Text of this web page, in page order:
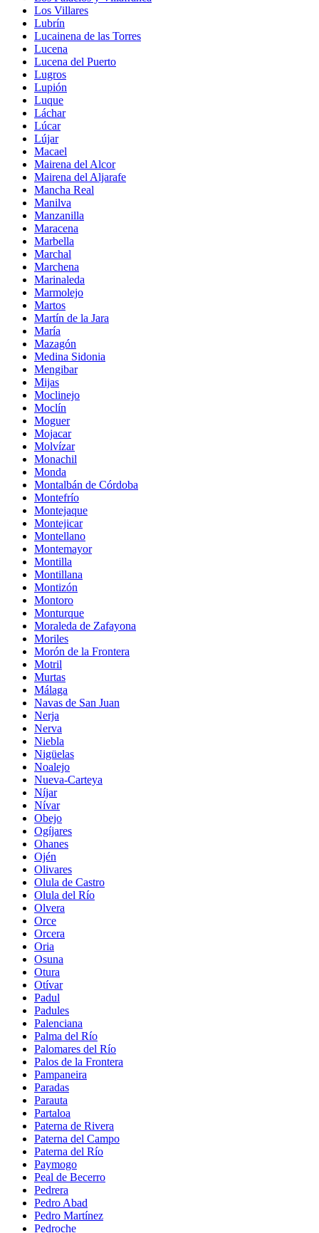
Los Villares
Lubrín
Lucainena de las Torres
Lucena
Lucena del Puerto
Lugros
Lupión
Luque
Láchar
Lúcar
Lújar
Macael
Mairena del Alcor
Mairena del Aljarafe
Mancha Real
Manilva
Manzanilla
Maracena
Marbella
Marchal
Marchena
Marinaleda
Marmolejo
Martos
Martín de la Jara
María
Mazagón
Medina Sidonia
Mengibar
Mijas
Moclinejo
Moclín
Moguer
Mojacar
Molvízar
Monachil
Monda
Montalbán de Córdoba
Montefrío
Montejaque
Montejicar
Montellano
Montemayor
Montilla
Montillana
Montizón
Montoro
Monturque
Moraleda de Zafayona
Moriles
Morón de la Frontera
Motril
Murtas
Málaga
Navas de San Juan
Nerja
Nerva
Niebla
Nigüelas
Noalejo
Nueva-Carteya
Níjar
Nívar
Obejo
Ogíjares
Ohanes
Ojén
Olivares
Olula de Castro
Olula del Río
Olvera
Orce
Orcera
Oria
Osuna
Otura
Otívar
Padul
Padules
Palenciana
Palma del Río
Palomares del Río
Palos de la Frontera
Pampaneira
Paradas
Parauta
Partaloa
Paterna de Rivera
Paterna del Campo
Paterna del Río
Paymogo
Peal de Becerro
Pedrera
Pedro Abad
Pedro Martínez
Pedroche